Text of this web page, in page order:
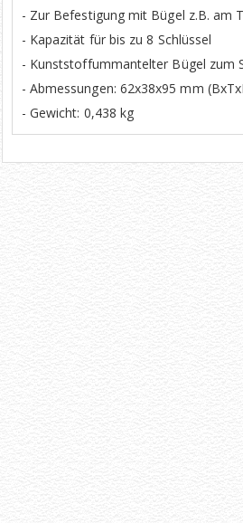
- Zur Befestigung mit Bügel z.B. am
- Kapazität für bis zu 8 Schlüssel
- Kunststoffummantelter Bügel zum
- Abmessungen: 62x38x95 mm
- Gewicht: 0,438 kg